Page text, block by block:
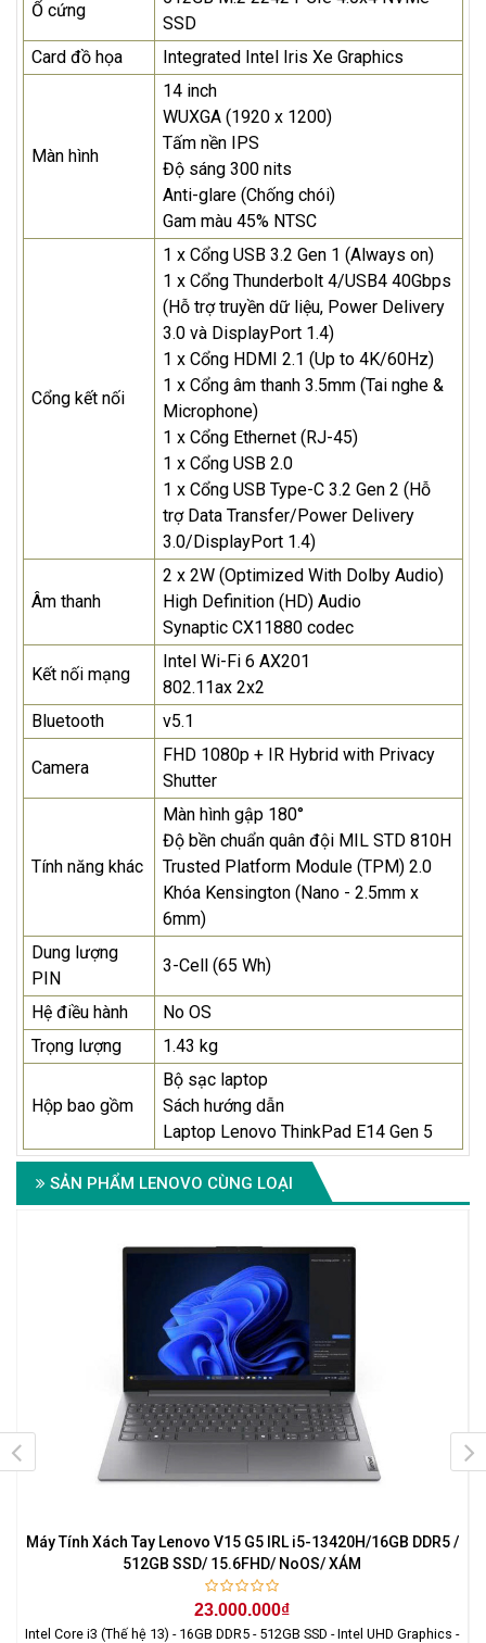
Ổ cứng
SSD
Card đồ họa
Integrated Intel Iris Xe Graphics
Màn hình
14 inch
WUXGA (1920 x 1200)
Tấm nền IPS
Độ sáng 300 nits
Anti-glare (Chống chói)
Gam màu 45% NTSC
Cổng kết nối
1 x Cổng USB 3.2 Gen 1 (Always on)
1 x Cổng Thunderbolt 4/USB4 40Gbps
(Hỗ trợ truyền dữ liệu, Power Delivery
3.0 và DisplayPort 1.4)
1 x Cổng HDMI 2.1 (Up to 4K/60Hz)
1 x Cổng âm thanh 3.5mm (Tai nghe &
Microphone)
1 x Cổng Ethernet (RJ-45)
1 x Cổng USB 2.0
1 x Cổng USB Type-C 3.2 Gen 2 (Hỗ
trợ Data Transfer/Power Delivery
3.0/DisplayPort 1.4)
Âm thanh
2 x 2W (Optimized With Dolby Audio)
High Definition (HD) Audio
Synaptic CX11880 codec
Kết nối mạng
Intel Wi-Fi 6 AX201
802.11ax 2x2
Bluetooth
v5.1
Camera
FHD 1080p + IR Hybrid with Privacy
Shutter
Tính năng khác
Màn hình gập 180°
Độ bền chuẩn quân đội MIL STD 810H
Trusted Platform Module (TPM) 2.0
Khóa Kensington (Nano - 2.5mm x
6mm)
Dung lượng
PIN
3-Cell (65 Wh)
Hệ điều hành
No OS
Trọng lượng
1.43 kg
Hộp bao gồm
Bộ sạc laptop
Sách hướng dẫn
Laptop Lenovo ThinkPad E14 Gen 5
SẢN PHẨM LENOVO CÙNG LOẠI
Máy Tính Xách Tay Lenovo V15 G5 IRL i5-13420H/16GB DDR5 /
512GB SSD/ 15.6FHD/ NoOS/ XÁM
23.000.000₫
Intel Core i3 (Thế hệ 13) - 16GB DDR5 - 512GB SSD - Intel UHD Graphics -